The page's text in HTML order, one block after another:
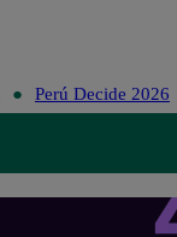
Perú Decide 2026